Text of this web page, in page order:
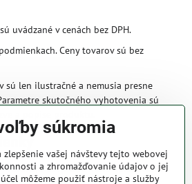
uvádzané v cenách bez DPH.
Ceny tovarov sú bez
sú len ilustračné a nemusia presne
skutočného vyhotovenia sú
zaručujú bezproblémové spracovanie
súkromia
zlepšenie vašej návštevy tejto webovej
a zhromažďovanie údajov o jej
môžeme použiť nástroje a služby